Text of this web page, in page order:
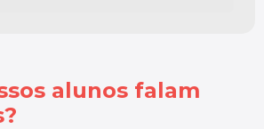
alunos falam